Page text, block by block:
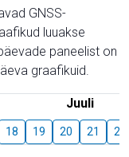
GNSS-
luuakse
paneelist on
graafikuid.
Juuli
18 19 20 21 22